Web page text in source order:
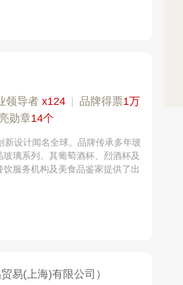
领导者 x124 品牌得票1万
勋章14个
新设计闻名全球。品牌传承多年玻
璃系列。其葡萄酒杯、烈酒杯及
服务机构及美食品鉴家提供了出
贸易(上海)有限公司）